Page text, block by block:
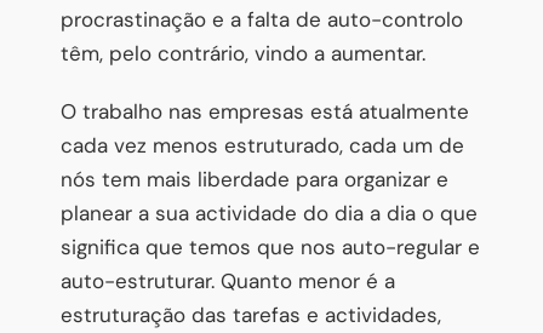
procrastinação e a falta de auto-controlo
têm, pelo contrário, vindo a aumentar.
O trabalho nas empresas está atualmente
cada vez menos estruturado, cada um de
nós tem mais liberdade para organizar e
planear a sua actividade do dia a dia o que
significa que temos que nos auto-regular e
auto-estruturar. Quanto menor é a
estruturação das tarefas e actividades,